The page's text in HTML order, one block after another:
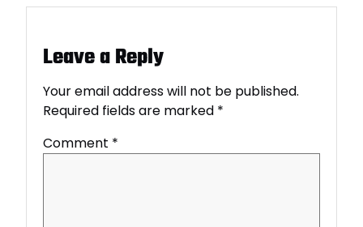
Leave a Reply
Your email address will not be published.
Required fields are marked *
Comment *